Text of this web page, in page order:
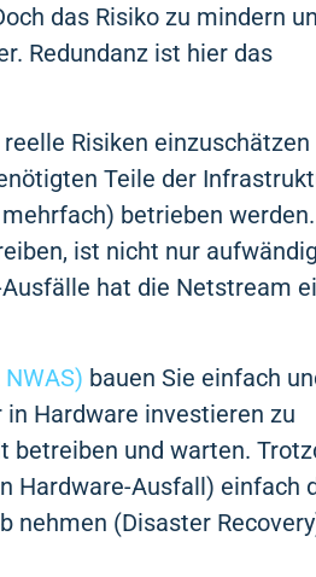
das Risiko zu mindern
Redundanz ist hier das
Risiken einzuschätzen
Teile der
betrieben werden.
ist nicht nur
hat die Netstream
bauen Sie einfach
Hardware investieren zu
betreiben und warten.
Hardware-Ausfall) einfach
nehmen (Disaster